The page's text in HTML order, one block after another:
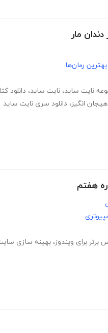
بهترین رمان‌ها
نایت ساید، نایت ساید، دانلود
هیجان انگیز، دانلود سری نایت ساید
هفتم
برتر برای ویندوز، بهینه سازی